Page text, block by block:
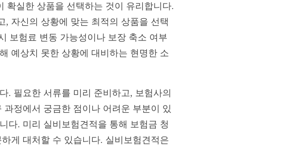
확실한 상품을 선택하는 것이 유리합니다.
, 자신의 상황에 맞는 최적의 상품을 선택
보험료 변동 가능성이나 보장 축소 여부
예상치 못한 상황에 대비하는 현명한 소
. 필요한 서류를 미리 준비하고, 보험사의
정에서 궁금한 점이나 어려운 부분이 있
다. 미리 실비보험견적을 통해 보험금 청
게 대처할 수 있습니다. 실비보험견적은